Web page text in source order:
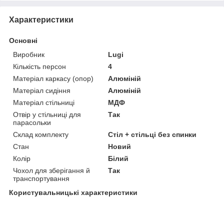
Характеристики
Основні
Виробник
Lugi
Кількість персон
4
Матеріал каркасу (опор)
Алюміній
Матеріал сидіння
Алюміній
Матеріал стільниці
МДФ
Отвір у стільниці для
парасольки
Так
Склад комплекту
Стіл + стільці без спинки
Стан
Новий
Колір
Білий
Чохол для зберігання й
транспортування
Так
Користувальницькі характеристики